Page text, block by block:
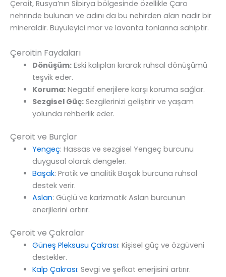
Çeroit, Rusya’nın Sibirya bölgesinde özellikle Çaro
nehrinde bulunan ve adını da bu nehirden alan nadir bir
mineraldir. Büyüleyici mor ve lavanta tonlarına sahiptir.
Çeroitin Faydaları
Dönüşüm:Eski kalıpları kırarak ruhsal dönüşümü
teşvik eder.
Koruma:Negatif enerjilere karşı koruma sağlar.
Sezgisel Güç:Sezgilerinizi geliştirir ve yaşam
yolunda rehberlik eder.
Çeroit ve Burçlar
Yengeç: Hassas ve sezgisel Yengeç burcunu
duygusal olarak dengeler.
Başak: Pratik ve analitik Başak burcuna ruhsal
destek verir.
Aslan: Güçlü ve karizmatik Aslan burcunun
enerjilerini artırır.
Çeroit ve Çakralar
Güneş Pleksusu Çakrası: Kişisel güç ve özgüveni
destekler.
Kalp Çakrası: Sevgi ve şefkat enerjisini artırır.